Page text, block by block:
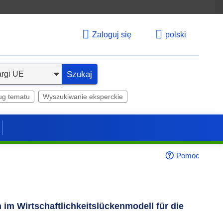
Zaloguj się polski
Szukaj
tematu Wyszukiwanie eksperckie
Pomoc
im Wirtschaftlichkeitslückenmodell für die